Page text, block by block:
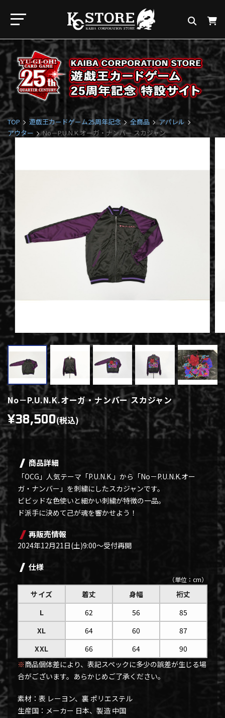
TOP 遊戯王カードゲーム25周年記念 全商品
アパレル
アウター
No－P.U.N.K.オーガ・ナンバー スカジャン
No－P.U.N.K.オーガ・ナンバー スカジャン
¥38,500(税込)
商品詳細
「OCG」人気テーマ「P.U.N.K.」から「No－P.U.N.K.オー
ガ・ナンバー」を刺繍にしたスカジャンです。
ビビッドな色使いと細かい刺繍が特徴の一品。
ド派手に決めて己が魂を響かせよう！
再販売情報
2024年12月21日(土)9:00～受付再開
仕様
（単位：cm）
サイズ 着丈 身幅
裄丈
L
62 56
85
XL
64 60
87
XXL
66 64
90
※商品個体差により、表記スペックに多少の誤差が生じる場
合がございます。あらかじめご了承ください。
素材：表 レーヨン、裏 ポリエステル
生産国：メーカー 日本、製造 中国